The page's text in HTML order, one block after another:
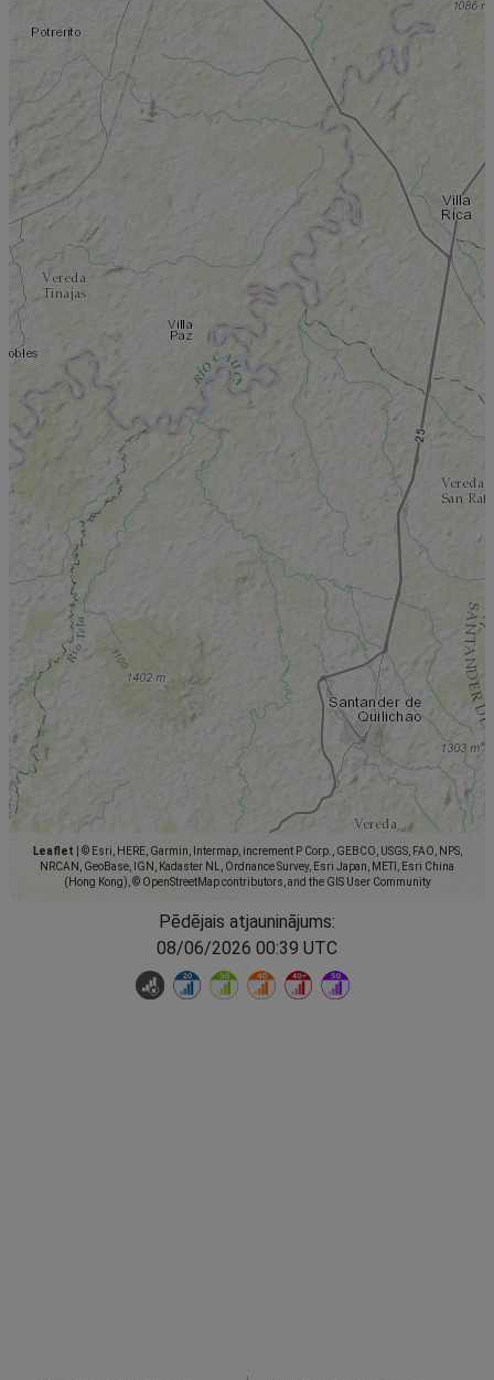
Leaflet
© Esri, HERE, Garmin, Intermap, increment P Corp., GEBCO, USGS, FAO, NPS,
NRCAN, GeoBase, IGN, Kadaster NL, Ordnance Survey, Esri Japan, METI, Esri China
(Hong Kong), © OpenStreetMap contributors, and the GIS User Community
Pēdējais atjauninājums:
08/06/2026 00:39 UTC